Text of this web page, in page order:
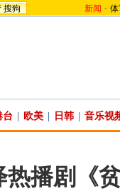
搜狗 新闻 -
台 欧美 日韩 音乐视
播剧《